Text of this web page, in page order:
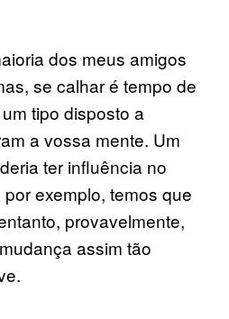
dos meus amigos
se calhar é tempo de
tipo disposto a
a vossa mente. Um
ter influência no
exemplo, temos que
provavelmente,
assim tão